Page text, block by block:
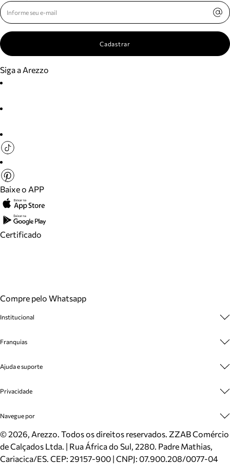
Cadastrar
Siga a Arezzo
Baixe o APP
Certificado
Compre pelo Whatsapp
Institucional
Cashback
Venda Corporativa
Mapa do Site
Inverno
Mundo Arezzo
Franquias
Plano de Negócio
Ajuda e suporte
Cadastro
Meus Pedidos
Trocas e Devoluções
Cartão Presente
Localizador de lojas
Privacidade
Politica e Privacidade
Navegue por
Sapatos
Bolsas
Scarpins
©2026, Arezzo. Todos os direitos reservados. ZZAB Comércio
de Calçados Ltda. | Rua África do Sul, 2280. Padre Mathias,
Cariacica/ES. CEP: 29157-900 | CNPJ: 07.900.208/0077-04